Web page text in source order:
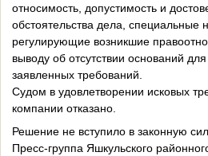
относимость, допустимость и
обстоятельства дела, специальные
регулирующие возникшие
выводу об отсутствии оснований
заявленных требований.
Судом в удовлетворении исковых
компании отказано.
Решение не вступило в законную
Пресс-группа Яшкульского